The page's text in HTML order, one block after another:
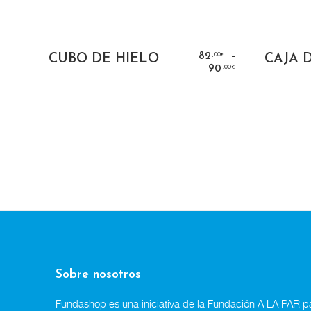
SELECT OPTIONS
CUBO DE HIELO 82 ,00€ –
90 ,00€
CAJA
Sobre nosotros
Fundashop es una iniciativa de la Fundación A LA PAR